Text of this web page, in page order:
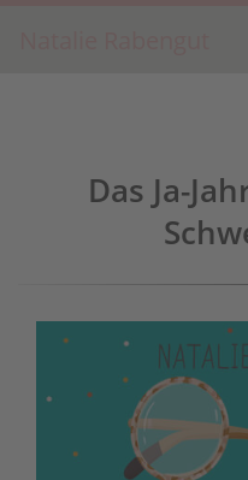
Das Ja-